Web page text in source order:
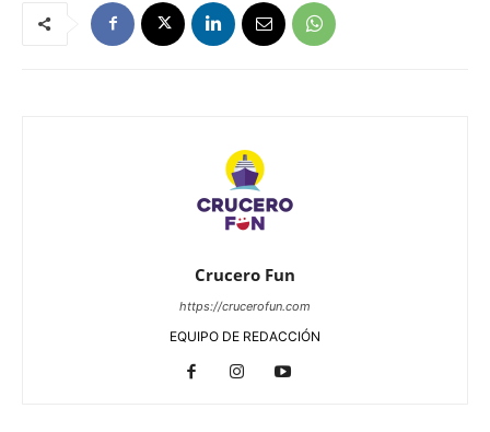
Crucero Fun
https://crucerofun.com
EQUIPO DE REDACCIÓN